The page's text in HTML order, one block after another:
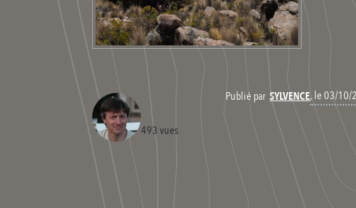
Publié par SYLVENCE, le 03/10/
493 vues